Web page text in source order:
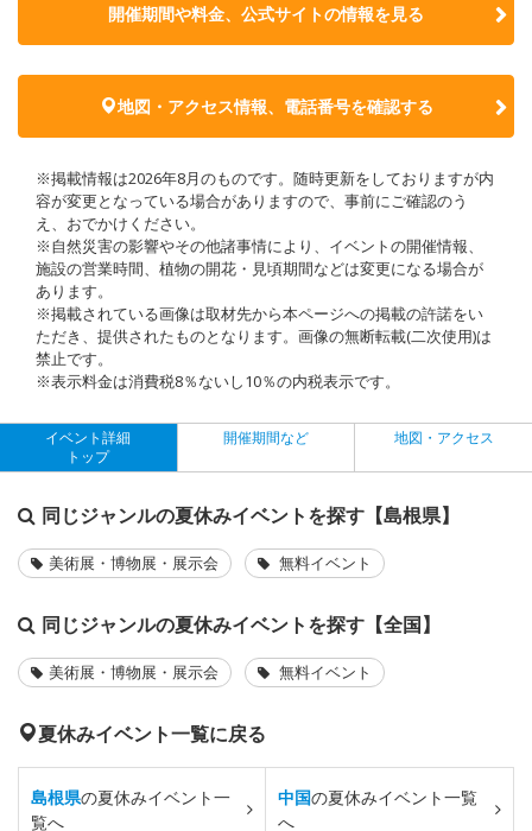
開催期間や料金、公式サイトの情報を見る
地図・アクセス情報、電話番号を確認する
※掲載情報は2026年8月のものです。随時更新をしておりますが内
容が変更となっている場合がありますので、事前にご確認のう
え、おでかけください。
※自然災害の影響やその他諸事情により、イベントの開催情報、
施設の営業時間、植物の開花・見頃期間などは変更になる場合が
あります。
※掲載されている画像は取材先から本ページへの掲載の許諾をい
ただき、提供されたものとなります。画像の無断転載(二次使用)は
禁止です。
※表示料金は消費税8％ないし10％の内税表示です。
イベント詳細
トップ
開催期間など 地図・アクセス
同じジャンルの夏休みイベントを探す【島根県】
美術展・博物展・展示会 無料イベント
同じジャンルの夏休みイベントを探す【全国】
美術展・博物展・展示会 無料イベント
夏休みイベント一覧に戻る
島根県の夏休みイベント一
覧へ
中国の夏休みイベント一覧
へ